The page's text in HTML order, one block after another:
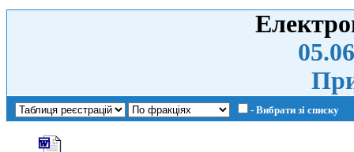
- Вибрати зі списку